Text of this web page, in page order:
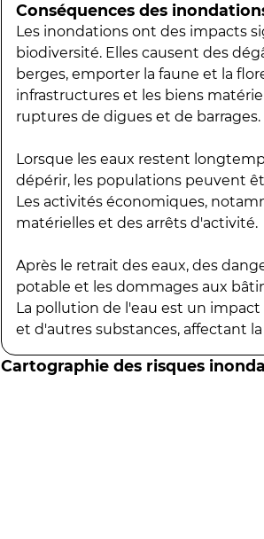
Conséquences des
Les inondations ont des impacts
biodiversité. Elles causent des
berges, emporter la faune et la
infrastructures et les biens
ruptures de digues et de barrages.
Lorsque les eaux restent
dépérir, les populations peuvent
Les activités économiques,
matérielles et des arrêts d'activité.
Après le retrait des eaux, des
potable et les dommages aux
La pollution de l'eau est un
et d'autres substances, affectant
Cartographie des risques